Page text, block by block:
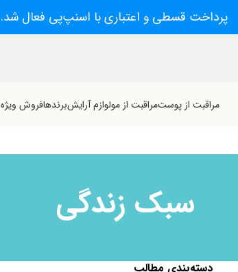
مراقبت از پوستمراقبت از مولوازم آرایشبرندهافروش ویژه
سبک زندگی
دسته‌بندی مطالب
پرداخت قسطی و اعتباری با اسنپ‌پی فعال شد.